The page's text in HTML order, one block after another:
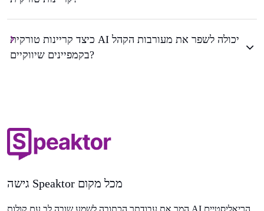
כיצד קריינות טורקית AI יכולה לשפר את מעורבות הקהל
בקמפיינים שיווקיים?
גישה Speaktor מכל מקום
המר את עבודתך הכתובה לשמע שובה לב עם קולות AI הריאליסטיים